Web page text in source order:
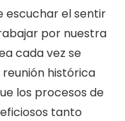
escuchar el sentir
por nuestra
cada vez se
histórica
los procesos de
tanto